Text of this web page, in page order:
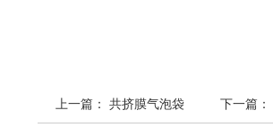
上一篇： 共挤膜气泡袋 下一篇：